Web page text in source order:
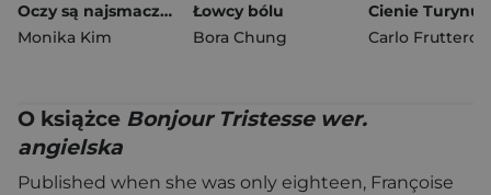
Oczy są najsmaczniejsze
Monika Kim
Łowcy bólu
Bora Chung
Cienie Turynu
Carlo Fruttero
O książce Bonjour Tristesse wer.
angielska
Published when she was only eighteen, Françoise